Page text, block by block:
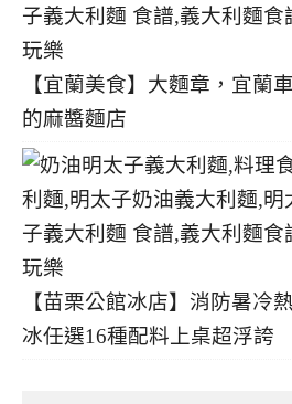
【宜蘭美食】大麵章，宜蘭
的麻醬麵店
【苗栗公館冰店】消防暑冷
冰任選16種配料上桌超浮誇